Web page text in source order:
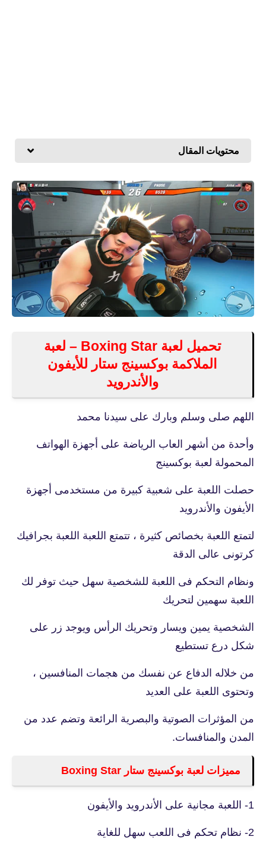
محتويات المقال
تحميل لعبة Boxing Star – لعبة
الملاكمة بوكسينج ستار للأيفون
والأندرويد
اللهم صلى وسلم وبارك على سيدنا محمد
وأحدة من أشهر العاب الرياضة على أجهزة الهواتف
المحمولة لعبة بوكسينج
حصلت اللعبة على شعبية كبيرة من مستخدمى أجهزة
الأيفون والأندرويد
لتمتع اللعبة بخصائص كثيرة ، تتمتع اللعبة اللعبة بجرافيك
كرتونى عالى الدقة
ونظام التحكم فى اللعبة للشخصية سهل حيث توفر لك
اللعبة سهمين لتحريك
الشخصية يمين ويسار وتحريك الرأس ويوجد زر على
شكل درع تستطيع
من خلاله الدفاع عن نفسك من هجمات المنافسين ،
وتحتوى اللعبة على العديد
من المؤثرات الصوتية والبصرية الرائعة وتضم عدد من
المدن والمنافسات.
مميزات لعبة بوكسينج ستار Boxing Star
1- اللعبة مجانية على الأندرويد والأيفون
2- نظام تحكم فى اللعب سهل للغاية